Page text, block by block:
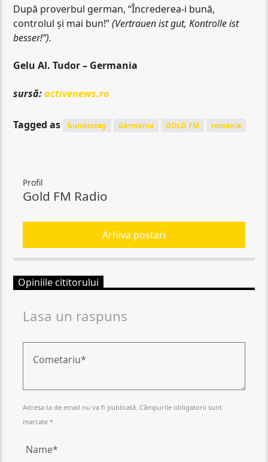
După proverbul german, “Încrederea-i bună,
controlul și mai bun!”(Vertrauen ist gut, Kontrolle ist
besser!”).
Gelu Al. Tudor – Germania
sursă:activenews.ro
Tagged as bundestag Germania GOLD FM romania
Profil
Gold FM Radio
Arhiva postari
Opiniile cititorului
Lasa un raspuns
Adresa ta de email nu va fi publicată. Câmpurile obligatorii sunt
marcate *